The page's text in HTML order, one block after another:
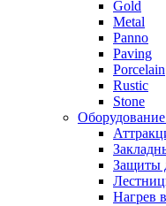
Gold
Metal
Panno
Paving
Porcelain
Rustic
Stone
Защиты
Нагрев